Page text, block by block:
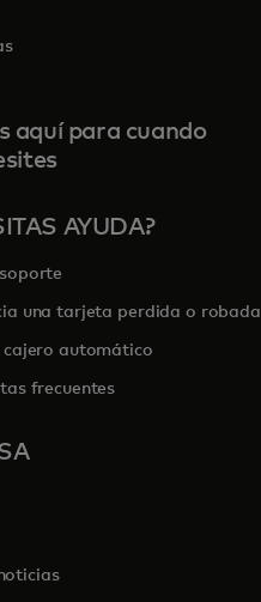
aquí para cuando
AYUDA?
una tarjeta perdida o robada
cajero automático
frecuentes
en una pestaña nueva